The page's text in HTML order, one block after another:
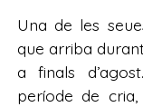
Una de les
que arriba
a finals
període de